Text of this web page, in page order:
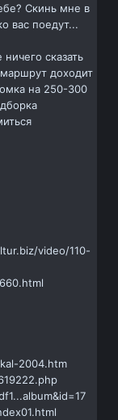
Скинь мне в
вас поедут...
сказать
доходит
на 250-300
video/110-
2004.htm